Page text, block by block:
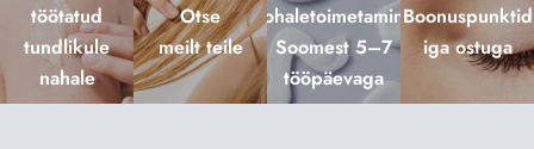
töötatud
tundlikule
nahale
Otse
meilt teile
kohaletoimetamine
Soomest 5–7
tööpäevaga
Boonuspunktid
iga ostuga